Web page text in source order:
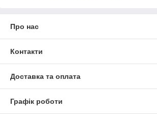
Про нас
Контакти
Доставка та оплата
Графік роботи